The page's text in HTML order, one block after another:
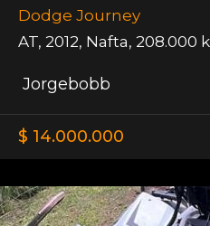
Dodge Journey
AT, 2012, Nafta, 208.000
Jorgebobb
$ 14.000.000